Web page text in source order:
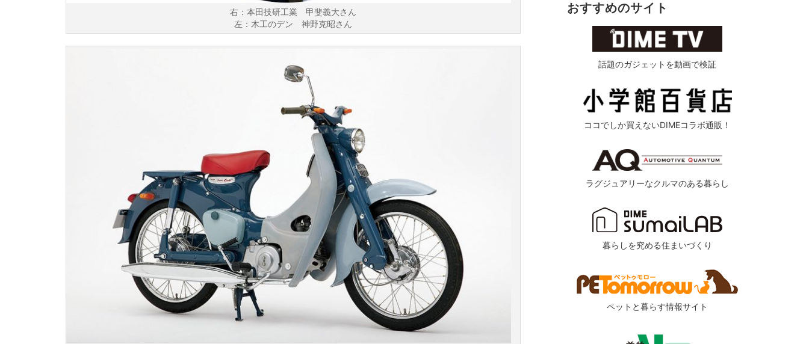
右：本田技研工業 甲斐義大さん
左：木工のデン 神野克昭さん
おすすめのサイト
話題のガジェットを動画で検証
ココでしか買えないDIMEコラボ通販！
ラグジュアリーなクルマのある暮らし
暮らしを究める住まいづくり
ペットと暮らす情報サイト